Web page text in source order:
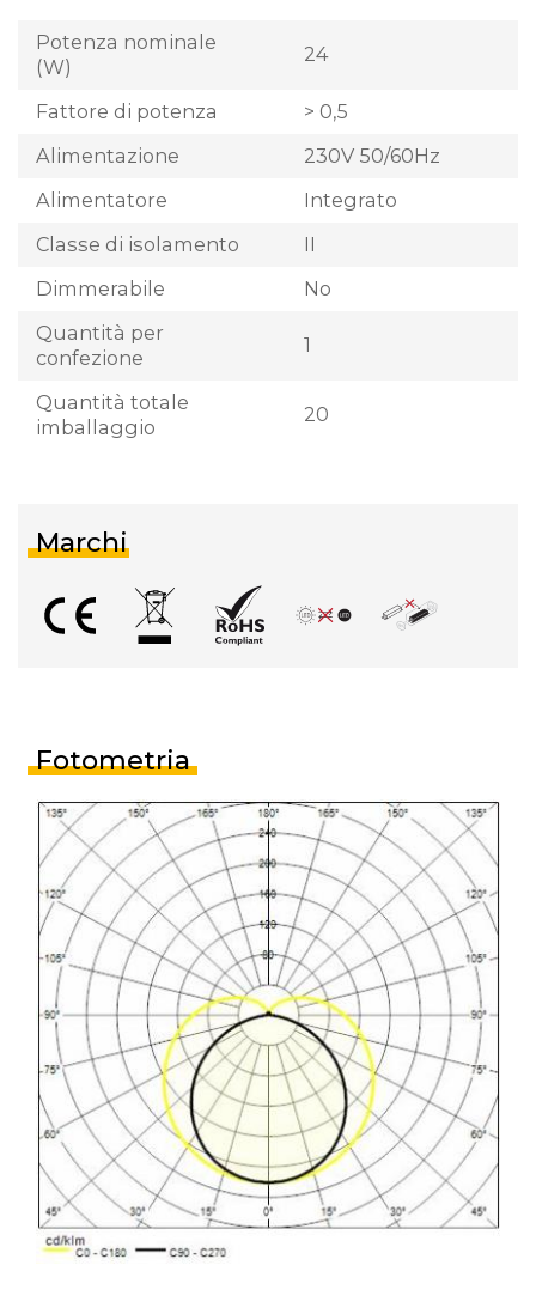
Potenza nominale
(W)
24
Fattore di potenza
> 0,5
Alimentazione
230V 50/60Hz
Alimentatore
Integrato
Classe di isolamento
II
Dimmerabile
No
Quantità per
confezione
1
Quantità totale
imballaggio
20
Marchi
Fotometria